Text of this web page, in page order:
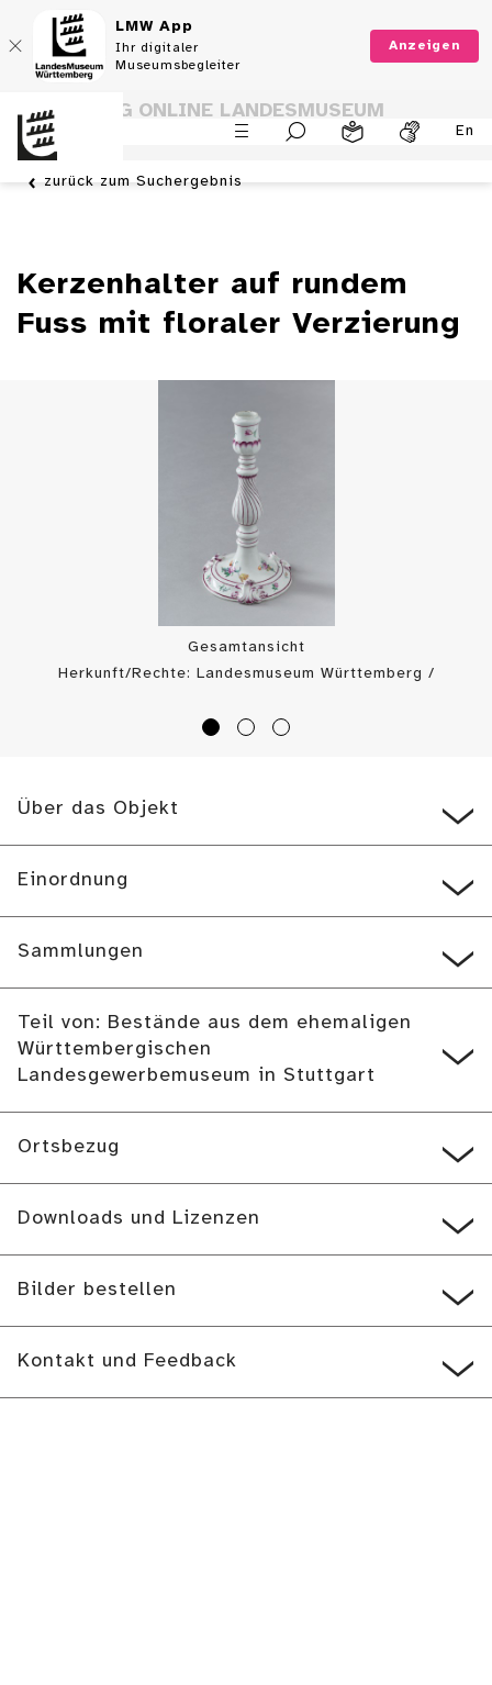
LMW App
Ihr digitaler
Museumsbegleiter
Anzeigen
En
SAMMLUNG ONLINE LANDESMUSEUM
WÜRTTEMBERG
zurück zum Suchergebnis
Kerzenhalter auf rundem
Fuss mit floraler Verzierung
Gesamtansicht
Herkunft/Rechte: Landesmuseum Württemberg /
CC BY-SA)
Über das Objekt
Einordnung
Sammlungen
Teil von: Bestände aus dem ehemaligen
Württembergischen
Landesgewerbemuseum in Stuttgart
Ortsbezug
Downloads und Lizenzen
Bilder bestellen
Kontakt und Feedback